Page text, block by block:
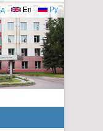
Ру
En